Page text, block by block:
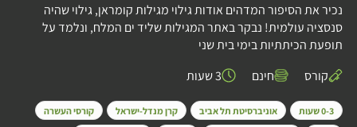
נכיר את הסיפור המדהים אודות גילוי מגילות קומראן, גילוי שהיה
סנסציה עולמית! נבקר באתר המגילות שליד ים המלח, ונלמד על
תופעת הכיתתיות בימי בית שני
קורס
חינם 3 שעות
0-3 שעות אוניברסיטת תל אביב קרן מנדל-ישראל
קורסי העשרה